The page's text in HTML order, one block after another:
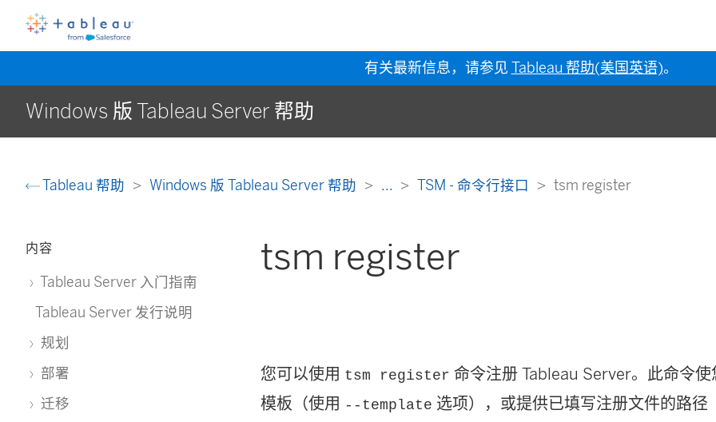
有关最新信息，请参见 Tableau 帮助(美国英语)。
Windows 版 Tableau Server 帮助
Tableau 帮助 Windows 版 Tableau Server 帮助 ... TSM - 命令行接口 tsm register
内容
Tableau Server 入门指南
Tableau Server 发行说明
规划
部署
迁移
tsm register
您可以使用 tsm register 命令注册Tableau Server。此命令
模板（使用 --template 选项），或提供已填写注册文件的路